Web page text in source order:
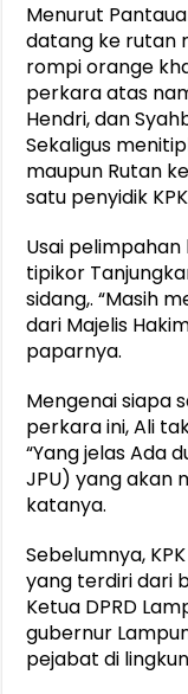
Menurut
datang ke rutan
rompi orange
perkara atas
Hendri, dan
Sekaligus
maupun Rutan
satu penyidik
Usai
tipikor
sidang,. “Masih
dari Majelis
paparnya.
Mengenai siapa
perkara ini, Ali
“Yang jelas Ada
JPU) yang akan
katanya.
Sebelumnya,
yang terdiri dari
Ketua DPRD
gubernur
pejabat di